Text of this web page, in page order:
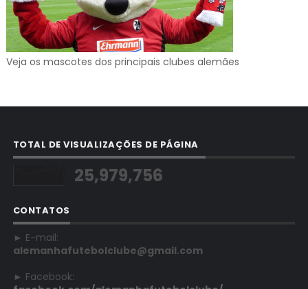
Veja os mascotes dos principais clubes alemães
TOTAL DE VISUALIZAÇÕES DE PÁGINA
25,979,756
CONTATOS
► E-mail:
alemanhafutebolclube@gmail.com
► Facebook: